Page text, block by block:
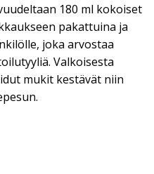
180 ml kokoiset
pakattuina ja
joka arvostaa
Valkoisesta
mukit kestävät niin